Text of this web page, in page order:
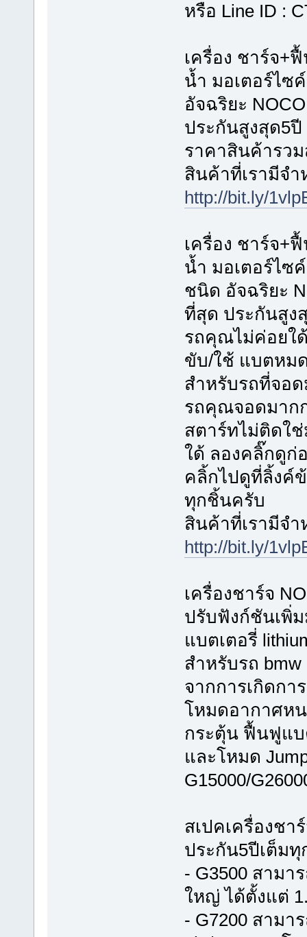
หรือ Line ID :
เครื่อง ชาร์จ+
น้ำ มอเตอร์ไซ
อัจฉริยะ
ประกันสูงสุด5ปี
ราคาสินค้ารว
สินค้าที่เรามีจ
http://bit.ly/
เครื่อง ชาร์จ+
น้ำ มอเตอร์ไซ
ชนิด อัจฉริยะ
ที่สุด ประกันสูง
รถคุณไม่ค่อยใ
ขับ/ใช้ แบตหม
สำหรับรถที่จอ
รถคุณจอดมาก
สตาร์ทไม่ติดใ
ใด้ ลองคลิ๊กดู
คลิ้กไปดูที่ลิ้งค์
ทุกชิ้นครับ
สินค้าที่เรามีจ
http://bit.ly/
เครื่องชาร์จ
ปรับฟังก์ชันเพิ่
แบตเตอรี่
สำหรับรถ
จากการเกิดกา
โหมดอากาศห
กระตุ้น ฟื้นฟูแ
และโหมด
G15000/
สเปคเครื่องชา
ประกัน5ปีเต็มทุ
- G3500 สามา
ใหญ่ ได้ตั้งแต่
- G7200 สามา